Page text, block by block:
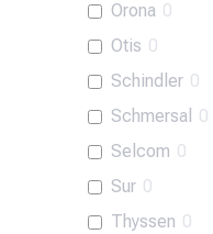
Orona 0
Otis 0
Schindler 0
Schmersal 0
Selcom 0
Sur 0
Thyssen 0